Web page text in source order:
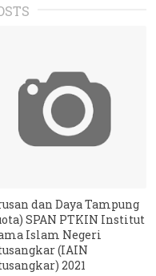
dan Daya Tampung
SPAN PTKIN Institut
Islam Negeri
(IAIN
2021